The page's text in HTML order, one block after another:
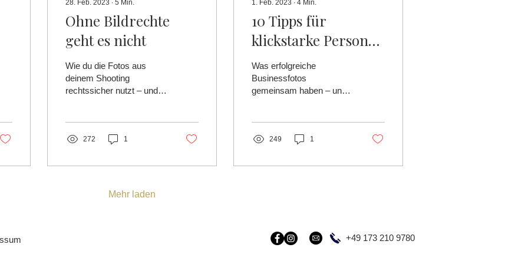
28. Feb. 2023 ∙ 5 Min.
Ohne Bildrechte
geht es nicht
Wie du die Fotos aus
deinem Shooting
rechtssicher nutzt – und
272 1
1. Feb. 2023 ∙ 4 Min.
10 Tipps für
klickstarke Personal
Branding Bilder
Was erfolgreiche
Businessfotos
gemeinsam haben – und
249 1
Mehr laden
+49 173 210 9780